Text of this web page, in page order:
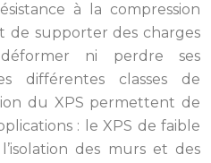
à la compression
de supporter des charges
ni perdre ses
différentes classes de
du XPS permettent de
: le XPS de faible
des murs et des